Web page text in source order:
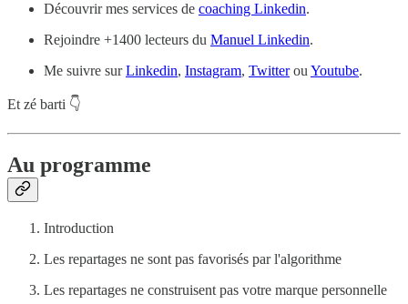
Découvrir mes services de coaching Linkedin.
Rejoindre +1400 lecteurs du Manuel Linkedin.
Me suivre surLinkedin, Instagram, Twitterou Youtube.
Et zé barti 👇
Au programme
Introduction
Les repartages ne sont pas favorisés par l'algorithme
Les repartages ne construisent pas votre marque personnelle